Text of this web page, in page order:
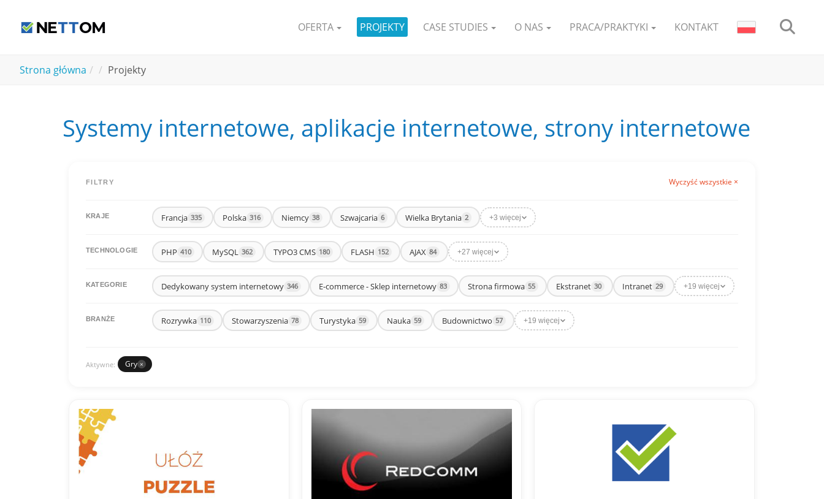
OFERTA
PROJEKTY CASE STUDIES O NAS PRACA/PRAKTYKI KONTAKT
Strona główna Projekty
Systemy internetowe, aplikacje internetowe, strony internetowe
FILTRY Wyczyść wszystkie ×
KRAJE Francja 335 Polska 316 Niemcy 38 Szwajcaria 6 Wielka Brytania 2 +3 więcej
TECHNOLOGIE PHP 410 MySQL 362 TYPO3 CMS 180 FLASH 152 AJAX 84 +27 więcej
KATEGORIE Dedykowany system internetowy 346 E-commerce - Sklep internetowy 83 Strona firmowa 55 Ekstranet 30 Intranet 29 +19 więcej
BRANŻE Rozrywka 110 Stowarzyszenia 78 Turystyka 59 Nauka 59 Budownictwo 57 +19 więcej
Aktywne: Gry ×